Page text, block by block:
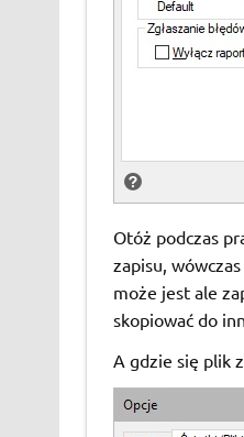
Otóż podczas
zapisu,
może jest ale
skopiować do
A gdzie się plik